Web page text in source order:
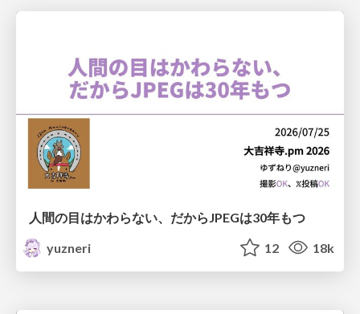
人間の目はかわらない、だからJPEGは30年もつ
yuzneri
12 18k